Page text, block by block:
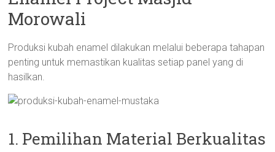
Morowali
Produksi kubah enamel dilakukan melalui beberapa tahapan
penting untuk memastikan kualitas setiap panel yang di
hasilkan.
1. Pemilihan Material Berkualitas